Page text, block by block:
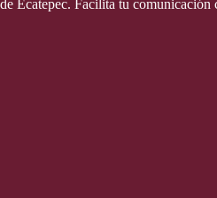
de Ecatepec. Facilita tu comunicación